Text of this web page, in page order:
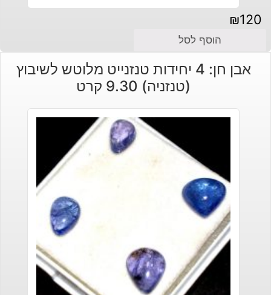
₪120
הוסף לסל
אבן חן: 4 יחידות טנזנייט מלוטש לשיבוץ
(טנזניה) 9.30 קרט